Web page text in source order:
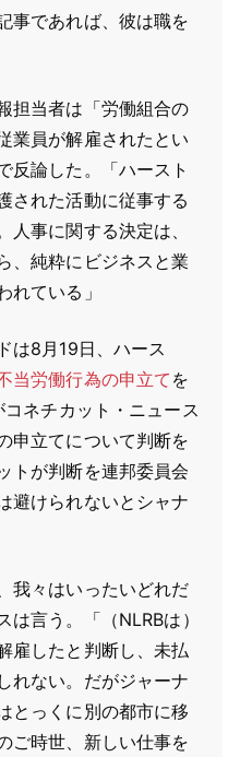
事であれば、彼は職を
担当者は「労働組合の
業員が解雇されたとい
反論した。「ハースト
された活動に従事する
事に関する決定は、
、純粋にビジネスと業
れている」
は8月19日、ハース
当労働行為の申立て を
ネチカット・ニュース
申立てについて判断を
トが判断を連邦委員会
避けられないとシャナ
我々はいったいどれだ
言う。「（NLRBは）
雇したと判断し、未払
れない。だがジャーナ
とっくに別の都市に移
ご時世、新しい仕事を